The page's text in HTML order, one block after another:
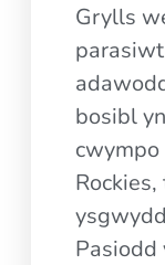
Grylls
bosibl